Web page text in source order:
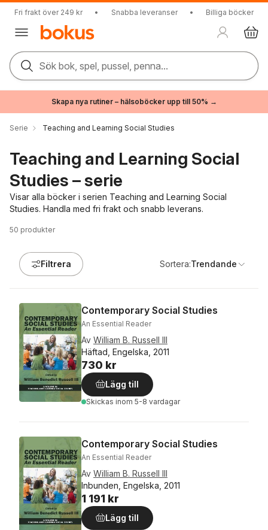
Fri frakt över 249 kr • Snabba leveranser • Billiga böcker
Sök bok, spel, pussel, penna...
Skapa nya rutiner – hälsoböcker upp till 50% →
Serie Teaching and Learning Social Studies
Teaching and Learning Social
Studies – serie
Visar alla böcker i serien Teaching and Learning Social
Studies. Handla med fri frakt och snabb leverans.
50 produkter
Filtrera Sortera:Trendande
Contemporary Social Studies
An Essential Reader
Av William B. Russell III
Häftad, Engelska, 2011
730 kr
Lägg till
Skickas inom 5-8 vardagar
Contemporary Social Studies
An Essential Reader
Av William B. Russell III
Inbunden, Engelska, 2011
1 191 kr
Lägg till